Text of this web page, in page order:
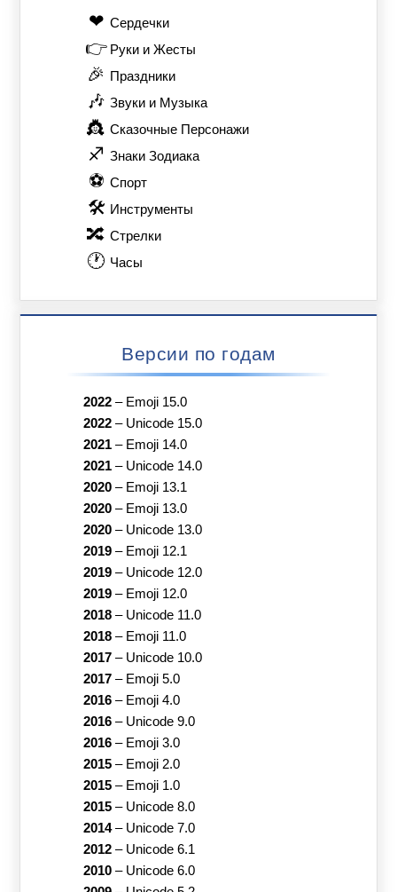
❤ Сердечки
👉 Руки и Жесты
🎉 Праздники
🎶 Звуки и Музыка
👸 Сказочные Персонажи
♐ Знаки Зодиака
⚽ Спорт
🛠 Инструменты
🔀 Стрелки
🕐 Часы
Версии по годам
2022– Emoji 15.0
2022– Unicode 15.0
2021– Emoji 14.0
2021– Unicode 14.0
2020– Emoji 13.1
2020– Emoji 13.0
2020– Unicode 13.0
2019– Emoji 12.1
2019– Unicode 12.0
2019– Emoji 12.0
2018– Unicode 11.0
2018– Emoji 11.0
2017– Unicode 10.0
2017– Emoji 5.0
2016– Emoji 4.0
2016– Unicode 9.0
2016– Emoji 3.0
2015– Emoji 2.0
2015– Emoji 1.0
2015– Unicode 8.0
2014– Unicode 7.0
2012– Unicode 6.1
2010– Unicode 6.0